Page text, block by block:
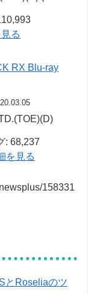
る
RX Blu-ray
: 68,237
を見る
158331
とRoseliaのツ